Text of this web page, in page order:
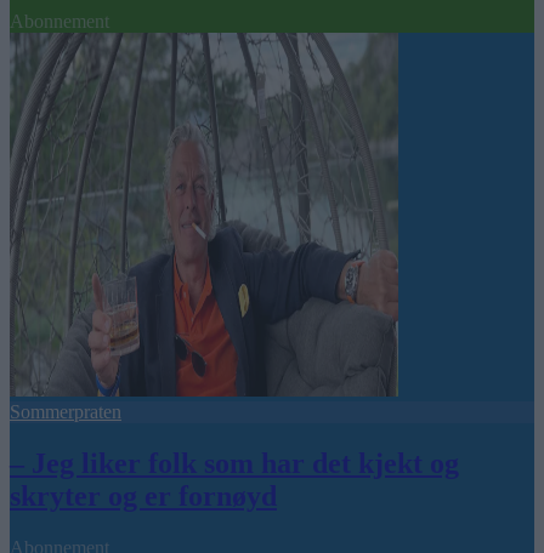
Abonnement
Sommerpraten
– Jeg liker folk som har det kjekt og
skryter og er fornøyd
Abonnement